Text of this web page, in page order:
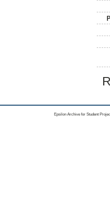
Epsilon Archive for Student